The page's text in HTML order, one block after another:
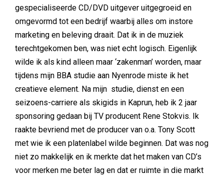
gespecialiseerde CD/DVD uitgever uitgegroeid en
omgevormd tot een bedrijf waarbij alles om instore
marketing en beleving draait. Dat ik in de muziek
terechtgekomen ben, was niet echt logisch. Eigenlijk
wilde ik als kind alleen maar ‘zakenman’ worden, maar
tijdens mijn BBA studie aan Nyenrode miste ik het
creatieve element. Na mijn studie, dienst en een
seizoens-carriere als skigids in Kaprun, heb ik 2 jaar
sponsoring gedaan bij TV producent Rene Stokvis. Ik
raakte bevriend met de producer van o.a. Tony Scott
met wie ik een platenlabel wilde beginnen. Dat was nog
niet zo makkelijk en ik merkte dat het maken van CD’s
voor merken me beter lag en dat er ruimte in die markt